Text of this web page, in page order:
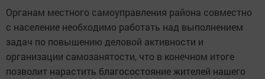
Органам местного самоуправления района совместно
с население необходимо работать над выполнением
задач по повышению деловой активности и
организации самозанятости, что в конечном итоге
позволит нарастить благосостояние жителей нашего